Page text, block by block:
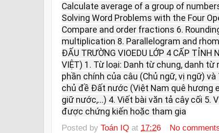
Calculate average of a group of
Solving Word Problems with the Four
Compare and order fractions 6.
multiplication 8. Parallelogram and
ĐẤU TRƯỜNG VIOEDU LỚP 4 CẤP
VIỆT) 1. Từ loại: Danh từ chung, danh
phần chính của câu (Chủ ngữ, vị ngữ)
chủ đề Đất nước (Việt Nam quê hương
giữ nước,...) 4. Viết bài văn tả cây cối 5.
được chứng kiến hoặc tham gia
Posted by Toán IQ at 17:26
No